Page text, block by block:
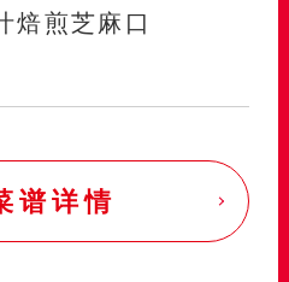
焙煎芝麻口
谱详情